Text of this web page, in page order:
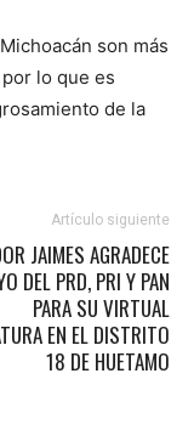
son más
lo que es
de la
Artículo siguiente
JAIMES AGRADECE
DEL PRD, PRI Y PAN
PARA SU VIRTUAL
EN EL DISTRITO
18 DE HUETAMO